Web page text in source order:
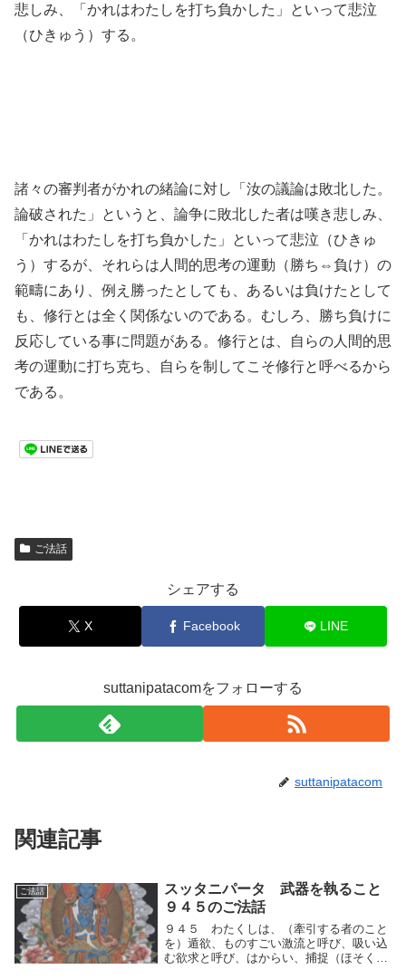
悲しみ、「かれはわたしを打ち負かした」といって悲泣
（ひきゅう）する。
諸々の審判者がかれの緒論に対し「汝の議論は敗北した。
論破された」というと、論争に敗北した者は嘆き悲しみ、
「かれはわたしを打ち負かした」といって悲泣（ひきゅ
う）するが、それらは人間的思考の運動（勝ち⇔負け）の
範疇にあり、例え勝ったとしても、あるいは負けたとして
も、修行とは全く関係ないのである。むしろ、勝ち負けに
反応している事に問題がある。修行とは、自らの人間的思
考の運動に打ち克ち、自らを制してこそ修行と呼べるから
である。
ご法話
シェアする
X Facebook LINE
suttanipatacomをフォローする
suttanipatacom
関連記事
ご法話
スッタニパータ 武器を執ること
９４５のご法話
９４５ わたくしは、（牽引する者のこと
を）遁欲、ものすごい激流と呼び、吸い込
む欲求と呼び、はからい、捕捉（ほそく）